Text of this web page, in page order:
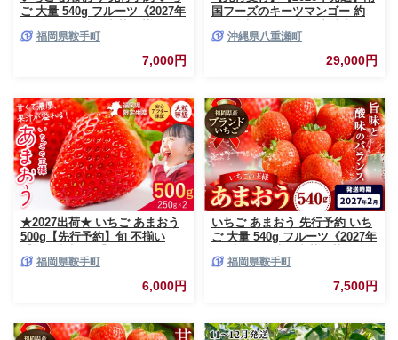
ご 大量 540g フルーツ《2027年
だもの 果物 福岡県 鞍手町【配
福岡県鞍手町
7,000円
国フーズのキーツマンゴー 約
南国フルーツ 旬の味覚 沖縄県
産 国産マンゴー 希少種 オスス
沖縄県八重瀬町
29,000円
★2027出荷★ いちご あまおう
500g【先行予約】旬 不揃い
中旬-3月中旬頃出荷》福岡名産
品 果物 くだもの フルーツ いち
ご 苺 イチゴ【配送不可地域:離
福岡県鞍手町
6,000円
いちご あまおう 先行予約 いち
ご 大量 540g フルーツ《2027年
だもの 果物 福岡県 鞍手町【配
福岡県鞍手町
7,500円